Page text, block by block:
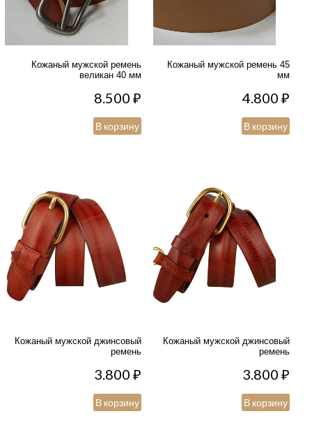
Кожаный мужской ремень
великан 40 мм
8.500₽
В корзину
Кожаный мужской ремень 45
мм
4.800₽
В корзину
Кожаный мужской джинсовый
ремень
3.800₽
В корзину
Кожаный мужской джинсовый
ремень
3.800₽
В корзину